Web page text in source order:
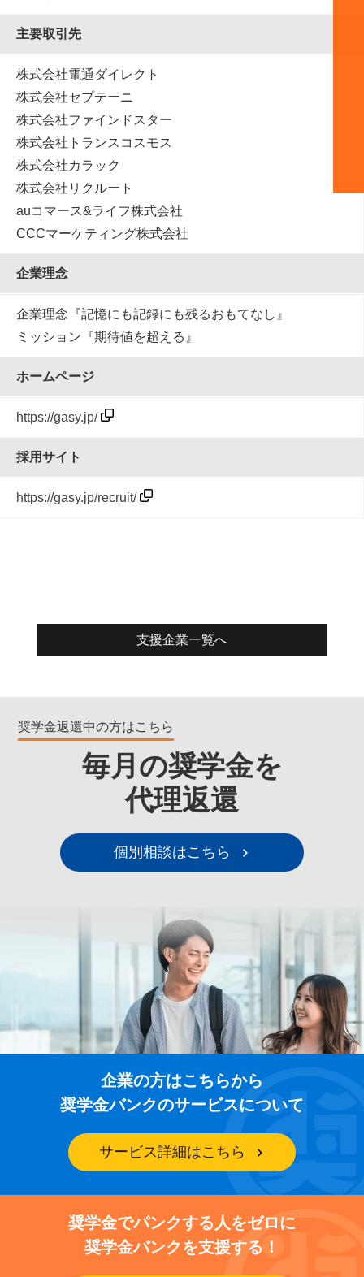
主要取引先
株式会社電通ダイレクト
株式会社セプテーニ
株式会社ファインドスター
株式会社トランスコスモス
株式会社カラック
株式会社リクルート
auコマース&ライフ株式会社
CCCマーケティング株式会社
企業理念
企業理念『記憶にも記録にも残るおもてなし』
ミッション『期待値を超える』
ホームページ
https://gasy.jp/
採用サイト
https://gasy.jp/recruit/
支援企業一覧へ
奨学金返還中の方はこちら
毎月の奨学金を
代理返還
個別相談はこちら
企業の方はこちらから
奨学金バンクのサービスについて
サービス詳細はこちら
奨学金でパンクする人をゼロに
奨学金バンクを支援する！